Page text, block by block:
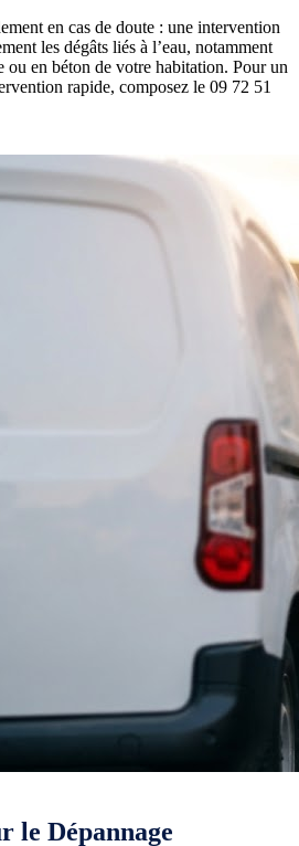
en cas de doute : une intervention
les dégâts liés à l’eau, notamment
ou en béton de votre habitation. Pour un
rapide, composez le 09 72 51
le Dépannage